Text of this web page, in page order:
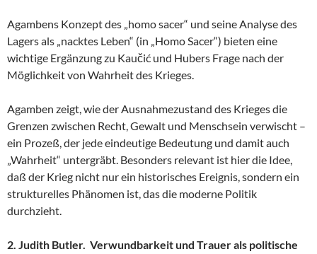
Agambens Konzept des „homo sacer“ und seine Analyse des
Lagers als „nacktes Leben“ (in „Homo Sacer“) bieten eine
wichtige Ergänzung zu Kaučić und Hubers Frage nach der
Möglichkeit von Wahrheit des Krieges.
Agamben zeigt, wie der Ausnahmezustand des Krieges die
Grenzen zwischen Recht, Gewalt und Menschsein verwischt –
ein Prozeß, der jede eindeutige Bedeutung und damit auch
„Wahrheit“ untergräbt. Besonders relevant ist hier die Idee,
daß der Krieg nicht nur ein historisches Ereignis, sondern ein
strukturelles Phänomen ist, das die moderne Politik
durchzieht.
2. Judith Butler. Verwundbarkeit und Trauer als politische